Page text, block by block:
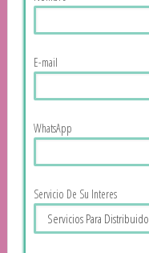
E-mail
WhatsApp
Servicio De Su Interes